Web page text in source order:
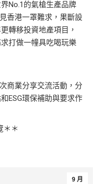
No.1的氣槍生產品牌
香港一罩難求，果斷設
轉移投資地產項目，
打做一幢具吃喝玩樂
商業分享交流活動，分
ESG環保補助與要求作
＊＊
9 月